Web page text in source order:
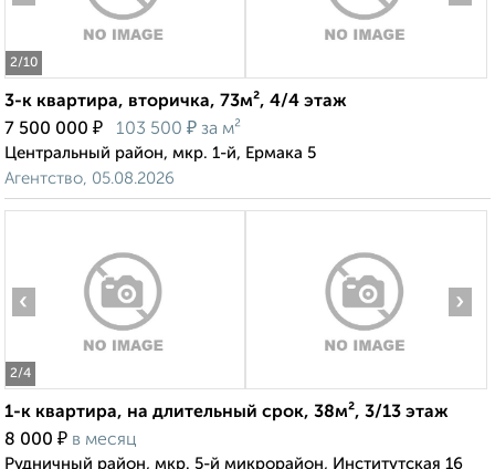
2/10
3-к квартира, вторичка, 73м², 4/4 этаж
7 500 000 ₽ 103 500 ₽ за м²
Центральный район, мкр. 1-й, Ермака 5
Агентство, 05.08.2026
2/4
‹ ›
1-к квартира, на длительный срок, 38м², 3/13 этаж
8 000 ₽ в месяц
Рудничный район, мкр. 5-й микрорайон, Институтская 16